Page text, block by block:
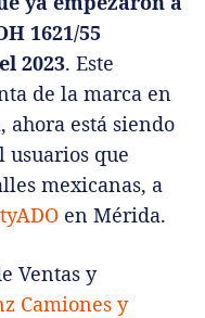
1621/55
2023. Este
de la marca en
ahora está siendo
usuarios que
mexicanas, a
en Mérida.
Ventas y
Camiones y